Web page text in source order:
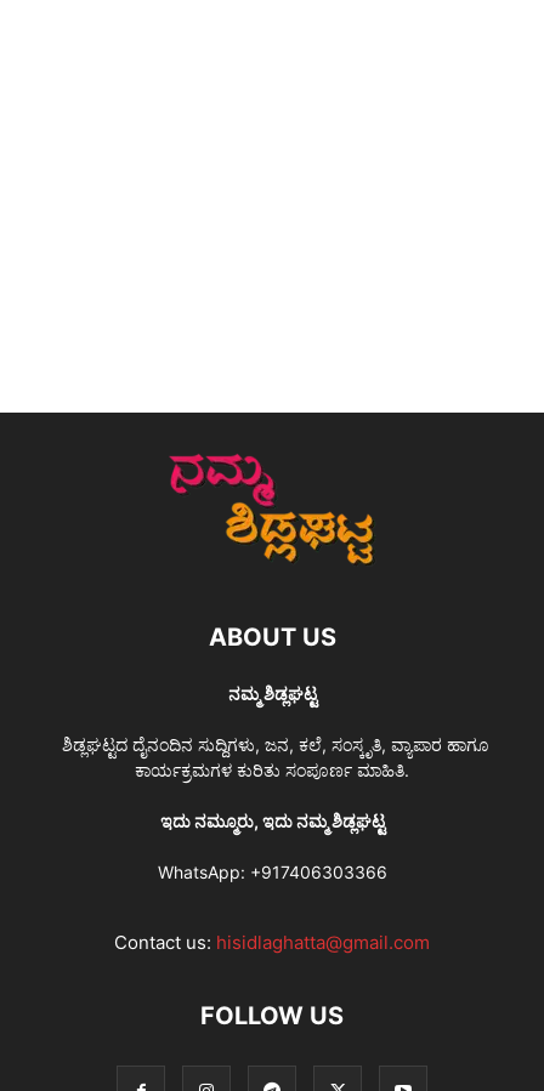
ABOUT US
ನಮ್ಮ ಶಿಡ್ಲಘಟ್ಟ
ಶಿಡ್ಲಘಟ್ಟದ ದೈನಂದಿನ ಸುದ್ದಿಗಳು, ಜನ, ಕಲೆ, ಸಂಸ್ಕೃತಿ, ವ್ಯಾಪಾರ ಹಾಗೂ
ಕಾರ್ಯಕ್ರಮಗಳ ಕುರಿತು ಸಂಪೂರ್ಣ ಮಾಹಿತಿ.
ಇದು ನಮ್ಮೂರು, ಇದು ನಮ್ಮ ಶಿಡ್ಲಘಟ್ಟ
WhatsApp: +917406303366
Contact us: hisidlaghatta@gmail.com
FOLLOW US